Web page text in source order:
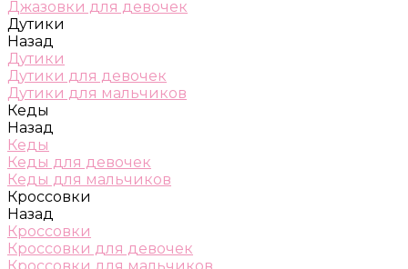
Джазовки для девочек
Дутики
Назад
Дутики
Дутики для девочек
Дутики для мальчиков
Кеды
Назад
Кеды
Кеды для девочек
Кеды для мальчиков
Кроссовки
Назад
Кроссовки
Кроссовки для девочек